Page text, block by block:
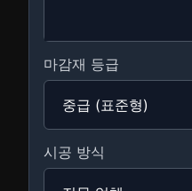
마감재 등급
시공 방식